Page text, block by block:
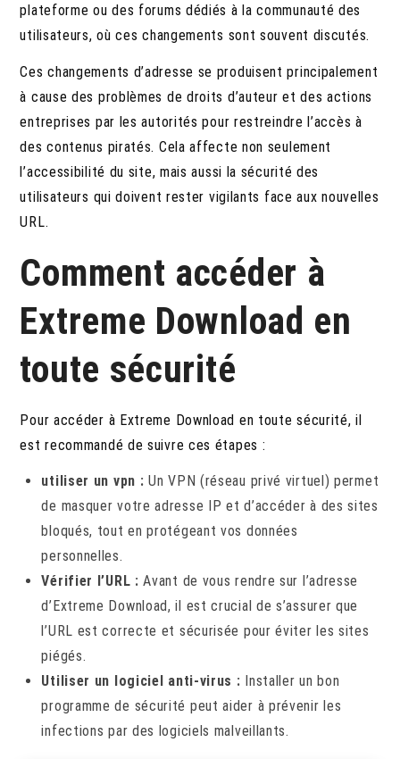
plateforme ou des forums dédiés à la communauté des
utilisateurs, où ces changements sont souvent discutés.
Ces changements d’adresse se produisent principalement
à cause des problèmes de droits d’auteur et des actions
entreprises par les autorités pour restreindre l’accès à
des contenus piratés. Cela affecte non seulement
l’accessibilité du site, mais aussi la sécurité des
utilisateurs qui doivent rester vigilants face aux nouvelles
URL.
Comment accéder à
Extreme Download en
toute sécurité
Pour accéder à Extreme Download en toute sécurité, il
est recommandé de suivre ces étapes :
utiliser un vpn : Un VPN (réseau privé virtuel) permet
de masquer votre adresse IP et d’accéder à des sites
bloqués, tout en protégeant vos données
personnelles.
Vérifier l’URL : Avant de vous rendre sur l’adresse
d’Extreme Download, il est crucial de s’assurer que
l’URL est correcte et sécurisée pour éviter les sites
piégés.
Utiliser un logiciel anti-virus : Installer un bon
programme de sécurité peut aider à prévenir les
infections par des logiciels malveillants.